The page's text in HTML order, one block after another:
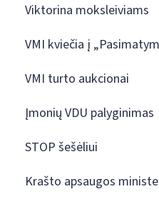
Viktorina moksleiviams
VMI kviečia į
VMI turto aukcionai
Įmonių VDU palyginimas
STOP šešėliui
Krašto apsaugos